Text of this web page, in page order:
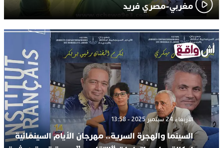
مغربي-مصري فريد
الأربعاء 24 سبتمبر 2025 - 13:58
السينما والهجرة السرية.. مهرجان الأيام السينمائية